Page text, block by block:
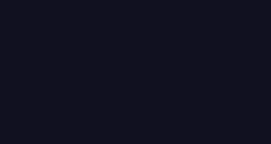
humano y dispositivos externos, sin
o una prótesis solo con tu pensamiento.